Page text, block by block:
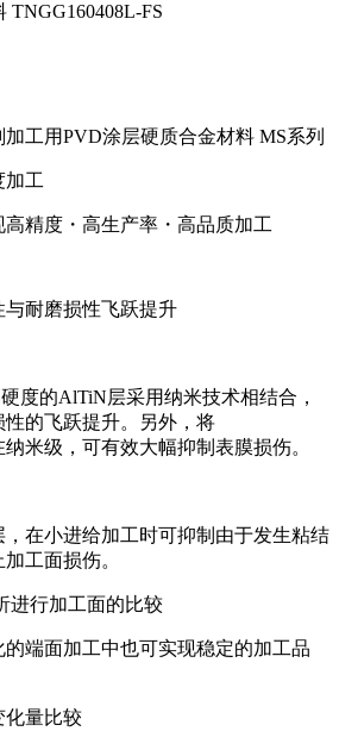
TNGG160408L-FS
工用PVD涂层硬质合金材料 MS系列
加工
精度・高生产率・高品质加工
耐磨损性飞跃提升
度的AlTiN层采用纳米技术相结合，
的飞跃提升。另外，将
米级，可有效大幅抑制表膜损伤。
在小进给加工时可抑制由于发生粘结
工面损伤。
进行加工面的比较
端面加工中也可实现稳定的加工品
化量比较